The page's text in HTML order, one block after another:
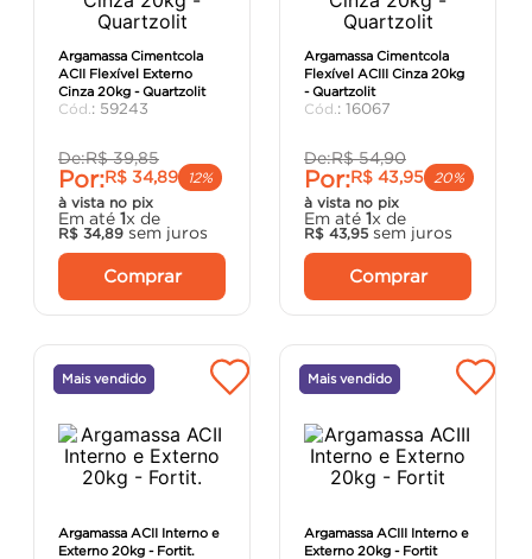
Argamassa Cimentcola
ACII Flexível Externo
Cinza 20kg - Quartzolit
: 59243
De:R$ 39,85
Por:R$ 34,89
12%
à vista no pix
Em até 1x de
R$ 34,89 sem juros
Comprar
Argamassa Cimentcola
Flexível ACIII Cinza 20kg
- Quartzolit
: 16067
De:R$ 54,90
Por:R$ 43,95
20%
à vista no pix
Em até 1x de
R$ 43,95 sem juros
Comprar
Mais vendido
Argamassa ACII Interno e
Externo 20kg - Fortit.
Mais vendido
Argamassa ACIII Interno e
Externo 20kg - Fortit
chuveiro
argamassa
º porta
º cadeira